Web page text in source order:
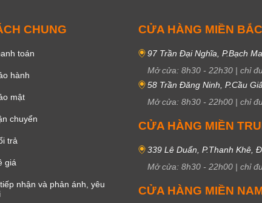
CHUNG
toán
hành
mật
chuyển
trả
giá
nhận và phản ánh, yêu
CỬA HÀNG MIỀN BẮC
97 Trần Đại Nghĩa, P.Bạch
Mở cửa: 8h30 - 22h30 | chỉ
58 Trần Đăng Ninh, P.Cầu
Mở cửa: 8h30 - 22h00 | chỉ
CỬA HÀNG MIỀN
339 Lê Duẩn, P.Thanh Khê,
Mở cửa: 8h30 - 22h00 | chỉ
CỬA HÀNG MIỀN